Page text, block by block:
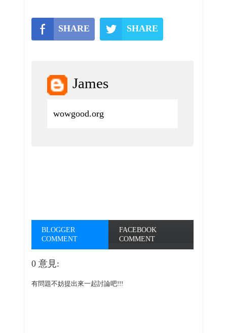
SHARE SHARE
James
wowgood.org
BLOGGER
COMMENT
FACEBOOK
COMMENT
0 意見:
有問題不妨提出來一起討論吧!!!